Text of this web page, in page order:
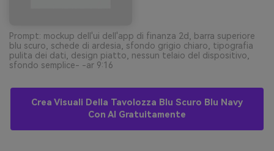
Prompt: mockup dell'ui dell'app di finanza 2d, barra superiore
blu scuro, schede di ardesia, sfondo grigio chiaro, tipografia
pulita dei dati, design piatto, nessun telaio del dispositivo,
sfondo semplice- -ar 9:16
Crea Visuali Della Tavolozza Blu Scuro Blu Navy
Con AI Gratuitamente